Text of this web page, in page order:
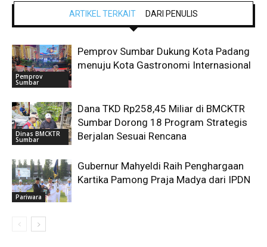
ARTIKEL TERKAIT DARI PENULIS
Pemprov
Sumbar
Pemprov Sumbar Dukung Kota Padang
menuju Kota Gastronomi Internasional
Dinas BMCKTR
Sumbar
Dana TKD Rp258,45 Miliar di BMCKTR
Sumbar Dorong 18 Program Strategis
Berjalan Sesuai Rencana
Pariwara
Gubernur Mahyeldi Raih Penghargaan
Kartika Pamong Praja Madya dari IPDN